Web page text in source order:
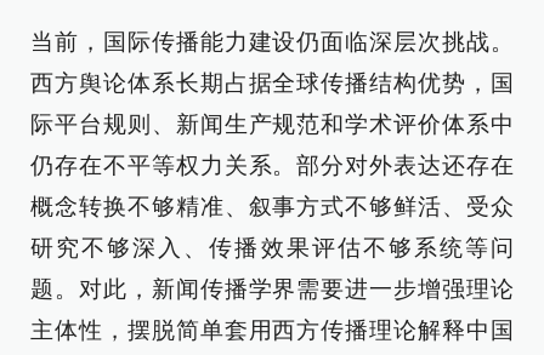
当前，国际传播能力建设仍面临深层次挑战。
西方舆论体系长期占据全球传播结构优势，国
际平台规则、新闻生产规范和学术评价体系中
仍存在不平等权力关系。部分对外表达还存在
概念转换不够精准、叙事方式不够鲜活、受众
研究不够深入、传播效果评估不够系统等问
题。对此，新闻传播学界需要进一步增强理论
主体性，摆脱简单套用西方传播理论解释中国